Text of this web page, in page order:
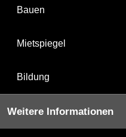
Bauen
Mietspiegel
Bildung
Weitere Informationen